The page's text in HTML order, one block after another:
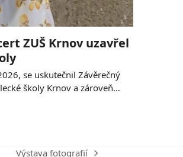
ZUŠ Krnov uzavřel
se uskutečnil Závěrečný
školy Krnov a zároveň…
Výstava fotografií